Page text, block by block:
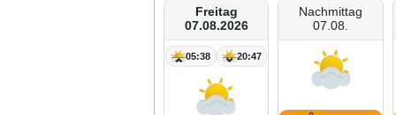
Freitag
07.08.2026
05:38 20:47
Nachmittag
07.08.